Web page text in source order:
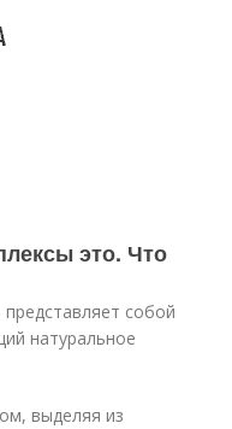
это. Что
собой
натуральное
выделяя из